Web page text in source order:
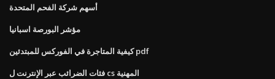
أسهم شركة الفحم المتحدة
مؤشر البورصة اسبانيا
كيفية المتاجرة في الفوركس للمبتدئين pdf
فئات الضرائب عبر الإنترنت ل cs المهنية